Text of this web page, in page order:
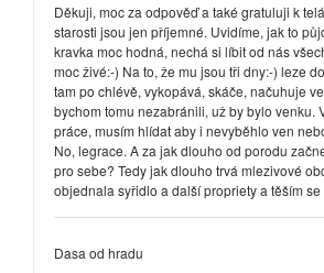
Děkuji, moc za odpověď a také gratuluji k
starosti jsou jen příjemné. Uvidíme, jak to
kravka moc hodná, nechá si líbit od nás
moc živé:-) Na to, že mu jsou tři dny:-) leze
tam po chlévě, vykopává, skáče, načuhuje
bychom tomu nezabránili, už by bylo venku.
práce, musím hlídat aby i nevyběhlo ven
No, legrace. A za jak dlouho od porodu
pro sebe? Tedy jak dlouho trvá mlezivové
objednala syřidlo a další propriety a těším
Dasa od hradu